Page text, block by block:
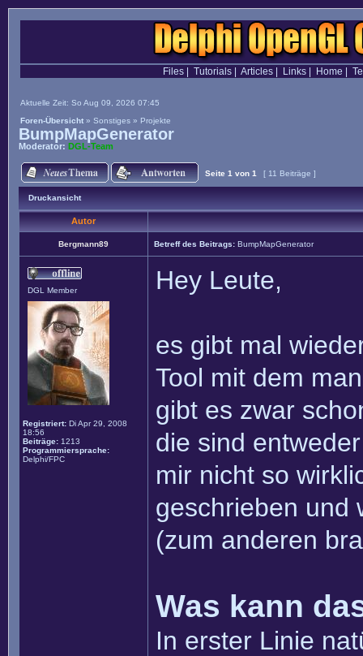
Files| Tutorials| Articles| Links| Home
Aktuelle Zeit: So Aug 09, 2026 07:45
Foren-Übersicht » Sonstiges » Projekte
BumpMapGenerator
Moderator: DGL-Team
Seite 1 von 1 [ 11 Beiträge ]
Druckansicht
Autor
Bergmann89 Betreff des Beitrags: BumpMapGenerator
DGL Member
Registriert: Di Apr 29, 2008
18:56
Beiträge: 1213
Programmiersprache:
Delphi/FPC
Hey Leute,
es gibt mal
Tool mit dem
gibt es zwar
die sind
mir nicht so
geschrieben und
(zum anderen
Was kann
In erster Linie